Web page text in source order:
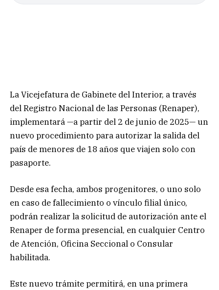
La Vicejefatura de Gabinete del Interior, a través
del Registro Nacional de las Personas (Renaper),
implementará —a partir del 2 de junio de 2025— un
nuevo procedimiento para autorizar la salida del
país de menores de 18 años que viajen solo con
pasaporte.
Desde esa fecha, ambos progenitores, o uno solo
en caso de fallecimiento o vínculo filial único,
podrán realizar la solicitud de autorización ante el
Renaper de forma presencial, en cualquier Centro
de Atención, Oficina Seccional o Consular
habilitada.
Este nuevo trámite permitirá, en una primera